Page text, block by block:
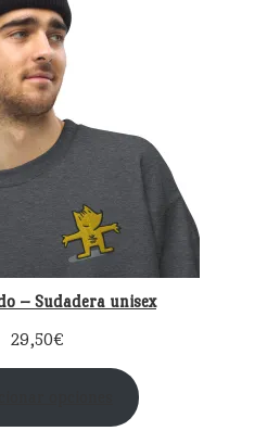
– Sudadera unisex
29,50€